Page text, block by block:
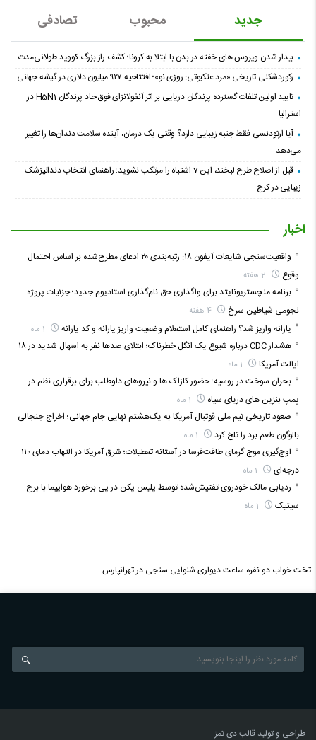
جدید محبوب تصادفی
بیدار شدن ویروس‌ های خفته در بدن با ابتلا به کرونا؛ کشف راز بزرگ کووید طولانی‌مدت
رکوردشکنی تاریخی «مرد عنکبوتی: روزی نو»؛ افتتاحیه ۹۲۷ میلیون دلاری در گیشه جهانی
تایید اولین تلفات گسترده پرندگان دریایی بر اثر آنفولانزای فوق حاد پرندگان H5N1 در
استرالیا
آیا ارتودنسی فقط جنبه زیبایی دارد؟ وقتی یک درمان، آینده سلامت دندان‌ها را تغییر
می‌دهد
قبل از اصلاح طرح لبخند، این 7 اشتباه را مرتکب نشوید؛ راهنمای انتخاب دندانپزشک
زیبایی در کرج
اخبار
واقعیت‌سنجی شایعات آیفون ۱۸: رتبه‌بندی ۲۰ ادعای مطرح‌شده بر اساس احتمال
وقوع
برنامه منچستریونایتد برای واگذاری حق نام‌گذاری استادیوم جدید؛ جزئیات پروژه
نجومی شیاطین سرخ
یارانه واریز شد؟ راهنمای کامل استعلام وضعیت واریز یارانه و کد یارانه
هشدار CDC درباره شیوع یک انگل خطرناک؛ ابتلای صدها نفر به اسهال شدید در ۱۸
ایالت آمریکا
بحران سوخت در روسیه؛ حضور کازاک‌ ها و نیروهای داوطلب برای برقراری نظم در
پمپ بنزین‌ های دریای سیاه
صعود تاریخی تیم ملی فوتبال آمریکا به یک‌هشتم نهایی جام جهانی؛ اخراج جنجالی
بالوگون طعم برد را تلخ کرد
اوج‌گیری موج گرمای طاقت‌فرسا در آستانه تعطیلات؛ شرق آمریکا در التهاب دمای ۱۱۰
درجه‌ای
ردیابی مالک خودروی تفتیش‌شده توسط پلیس پکن در پی برخورد هواپیما با برج
سیتیک
تخت خواب دو نفره ساعت دیواری شنوایی سنجی در تهرانپارس
طراحی و تولید قالبدی تمز